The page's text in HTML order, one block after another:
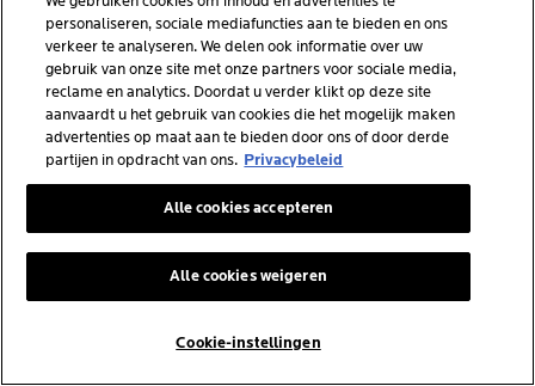
bescherming en smeer alle onbedekte huid goed in.
En onthoud, zelfs in de schaduw is bescherming
nodig.
ZONBESCHERMING IN DE WINTER
Zonnecrème in de winter? Absoluut! Ook al voelt de
bewolkte dagen. In de winter heeft vooral je gezicht
extra bescherming nodig, dus een
minstens SPF 30is je go-to. De rest van je lichaam
de bergen in gaat? Dan hoort SPF50 thuis in je
personaliseren, sociale mediafuncties aan te bieden en ons
verkeer te analyseren. We delen ook informatie over uw
gebruik van onze site met onze partners voor sociale media,
reclame en analytics. Doordat u verder klikt op deze site
aanvaardt u het gebruik van cookies die het mogelijk maken
advertenties op maat aan te bieden door ons of door derde
partijen in opdracht van ons. Privacybeleid
Cookie-instellingen
Alle cookies weigeren
Alle cookies accepteren